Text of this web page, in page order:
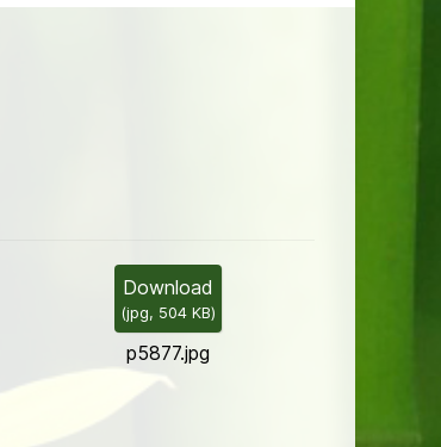
Download
(jpg, 504 KB)
p5877.jpg